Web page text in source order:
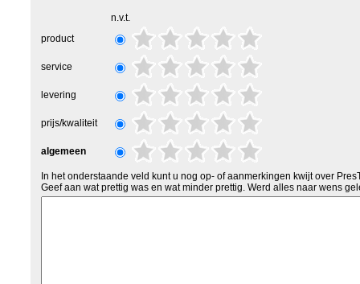
n.v.t.
product
service
levering
prijs/kwaliteit
algemeen
In het onderstaande veld kunt u nog op- of aanmerkingen kwijt over
Geef aan wat prettig was en wat minder prettig. Werd alles naar wens